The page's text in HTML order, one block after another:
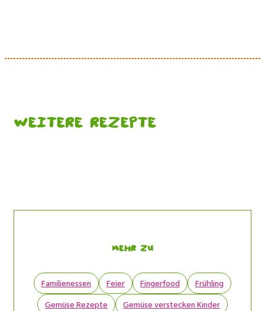
Weitere Rezepte
Mehr zu
Familienessen Feier Fingerfood
Frühling
Gemüse Rezepte
Gemüse verstecken Kinder